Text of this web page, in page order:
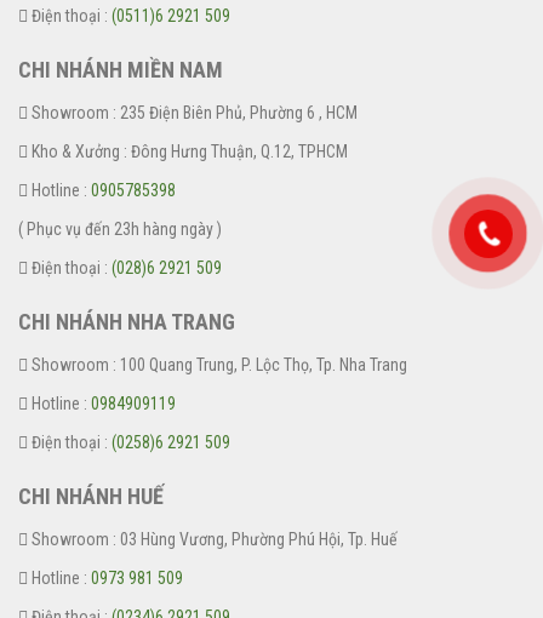
Điện thoại : (0511)6 2921 509
CHI NHÁNH MIỀN NAM
Showroom : 235 Điện Biên Phủ, Phường 6 , HCM
Kho & Xưởng : Đông Hưng Thuận, Q.12, TPHCM
Hotline : 0905785398
( Phục vụ đến 23h hàng ngày )
Điện thoại : (028)6 2921 509
CHI NHÁNH NHA TRANG
Showroom : 100 Quang Trung, P. Lộc Thọ, Tp. Nha Trang
Hotline : 0984909119
Điện thoại : (0258)6 2921 509
CHI NHÁNH HUẾ
Showroom : 03 Hùng Vương, Phường Phú Hội, Tp. Huế
Hotline : 0973 981 509